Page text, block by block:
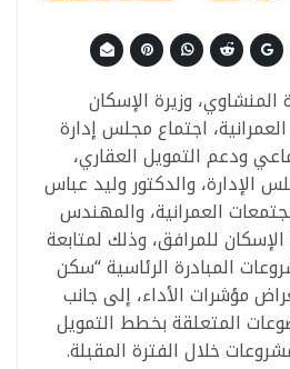
وزيرة الإسكان
اجتماع مجلس إدارة
ودعم التمويل العقاري،
الإدارة، والدكتور وليد عباس
العمرانية، والمهندس
للمرافق، وذلك لمتابعة
المبادرة الرئاسية “سكن
مؤشرات الأداء، إلى جانب
المتعلقة بخطط التمويل
خلال الفترة المقبلة.